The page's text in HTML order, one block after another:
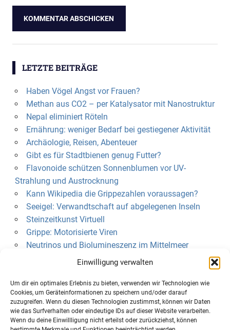
Einwilligung verwalten
Um dir ein optimales Erlebnis zu bieten, verwenden wir Technologien wie
Cookies, um Geräteinformationen zu speichern und/oder darauf
zuzugreifen. Wenn du diesen Technologien zustimmst, können wir Daten
wie das Surfverhalten oder eindeutige IDs auf dieser Website verarbeiten.
Wenn du deine Einwillligung nicht erteilst oder zurückziehst, können
LETZTE BEITRÄGE
Haben Vögel Angst vor Frauen?
Methan aus CO2 – per Katalysator mit Nanostruktur
Nepal eliminiert Röteln
Ernährung: weniger Bedarf bei gestiegener Aktivität
Archäologie, Reisen, Abenteuer
Gibt es für Stadtbienen genug Futter?
Flavonoide schützen Sonnenblumen vor UV-
Strahlung und Austrocknung
Kann Wikipedia die Grippezahlen voraussagen?
Seeigel: Verwandtschaft auf abgelegenen Inseln
Steinzeitkunst Virtuell
Grippe: Motorisierte Viren
Neutrinos und Biolumineszenz im Mittelmeer
Über uns
Datenschutzerklärung
Cookie-Richtlinie (EU)